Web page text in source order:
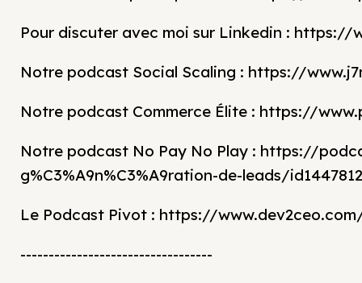
Pour discuter avec moi sur Linkedin :
Notre podcast Social Scaling : https://
Notre podcast Commerce Élite : https://
Notre podcast No Pay No Play : https://
g%C3%A9n%C3%A9ration-de-leads/
Le Podcast Pivot : https://
----------------------------------